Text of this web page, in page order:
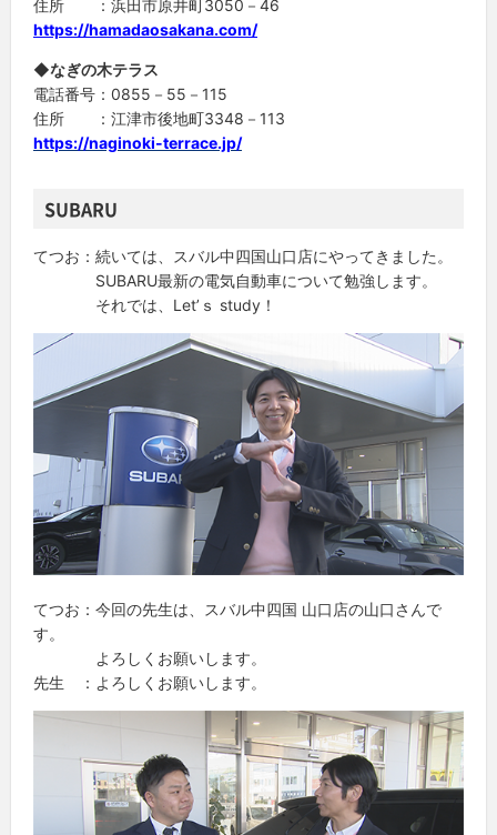
住所 ：浜田市原井町3050－46
https://hamadaosakana.com/
◆なぎの木テラス
電話番号：0855－55－115
住所 ：江津市後地町3348－113
https://naginoki-terrace.jp/
SUBARU
てつお：続いては、スバル中四国山口店にやってきました。
SUBARU最新の電気自動車について勉強します。
それでは、Let’ｓ study！
てつお：今回の先生は、スバル中四国 山口店の山口さんで
す。
よろしくお願いします。
先生 ：よろしくお願いします。